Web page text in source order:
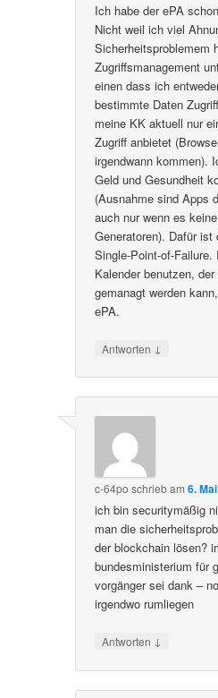
Ich habe der ePA
Nicht weil ich viel
Sicherheitsproblemem
Zugriffsmanagement
einen dass ich
bestimmte Daten
meine KK aktuell nur
Zugriff anbietet
irgendwann kommen).
Geld und Gesundheit
(Ausnahme sind Apps
auch nur wenn es
Generatoren). Dafür
Single-Point-of-
Kalender benutzen,
gemanagt werden
ePA.
Antworten ↓
c-64po schriebam6.
ich bin securitymäßig
man die
der blockchain lösen?
bundesministerium für
vorgänger sei dank –
irgendwo rumliegen
Antworten ↓